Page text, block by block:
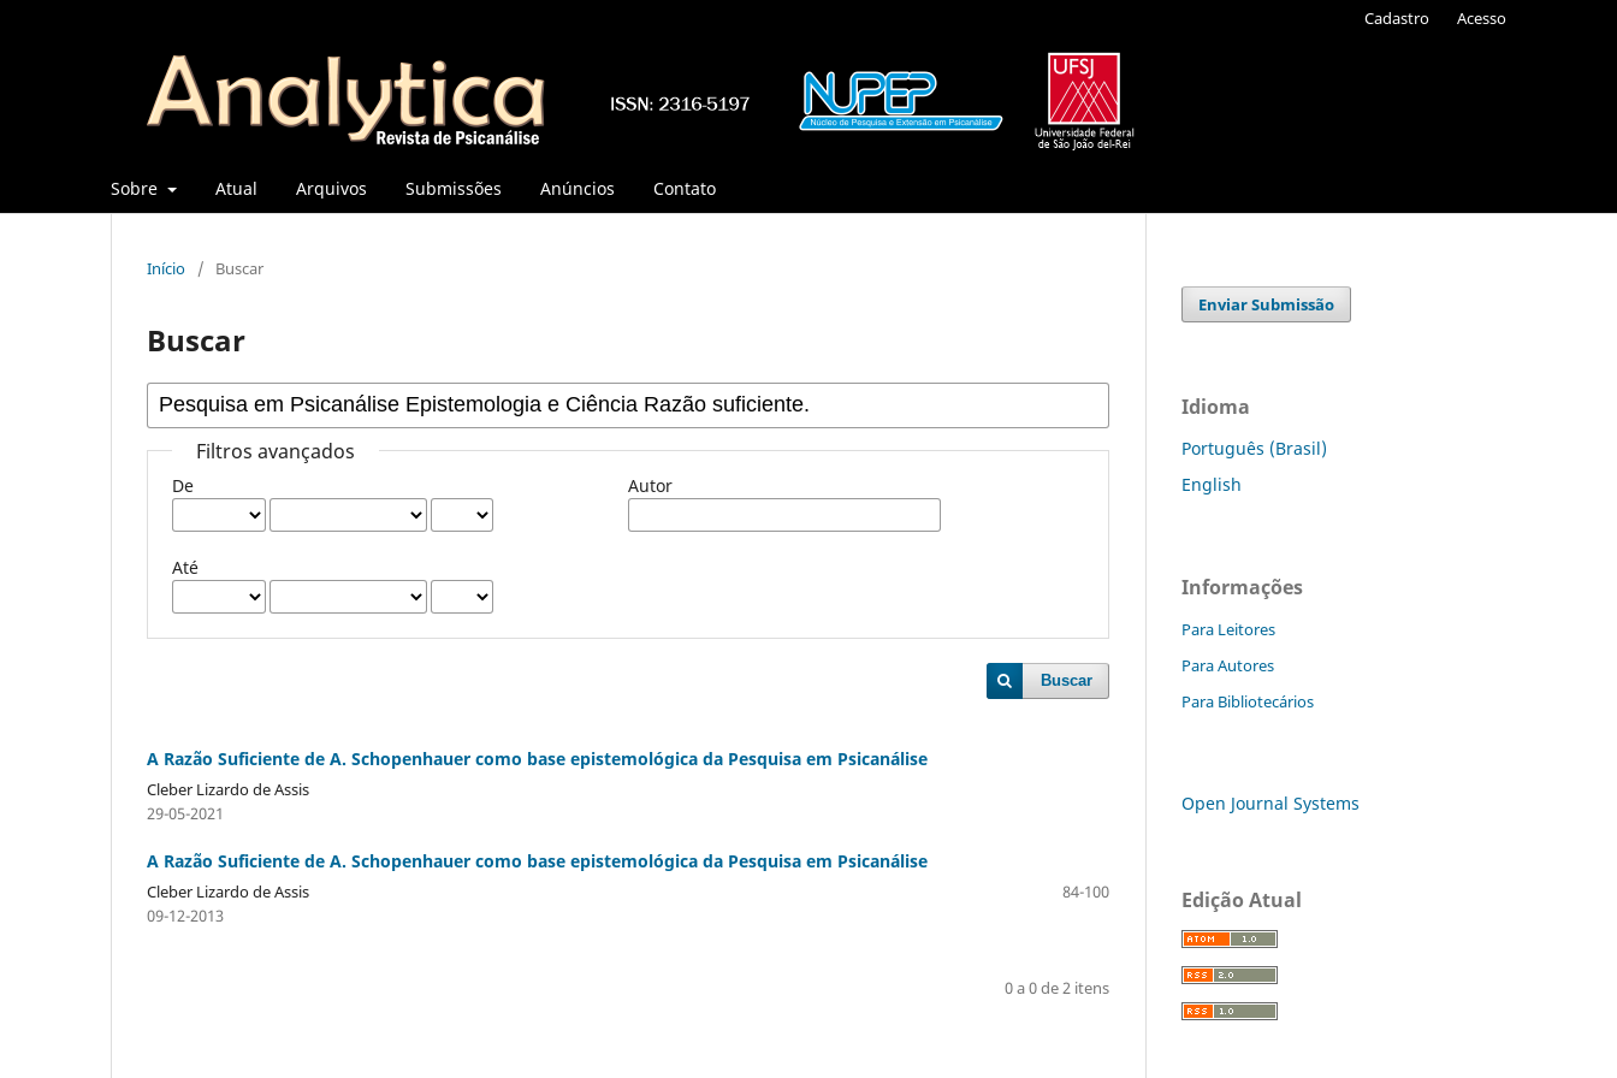
Sobre Atual Arquivos Submissões Anúncios Contato
Cadastro Acesso
Início / Buscar
Buscar
Filtros avançados
De
Até
Autor
Buscar
A Razão Suficiente de A. Schopenhauer como base epistemológica da Pesquisa em Psicanálise
Cleber Lizardo de Assis
29-05-2021
A Razão Suficiente de A. Schopenhauer como base epistemológica da Pesquisa em Psicanálise
Cleber Lizardo de Assis
84-100
09-12-2013
0 a 0 de 2 itens
Enviar Submissão
Idioma
Português (Brasil)
English
Informações
Para Leitores
Para Autores
Para Bibliotecários
Open Journal Systems
Edição Atual